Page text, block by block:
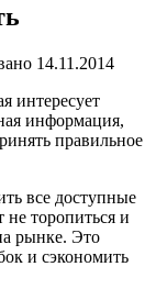
14.11.2014
интересует
информация,
правильное
все доступные
торопиться и
рынке. Это
и сэкономить